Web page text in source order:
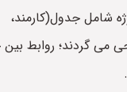
شامل جدول(کارمند،
می گردند؛ روابط